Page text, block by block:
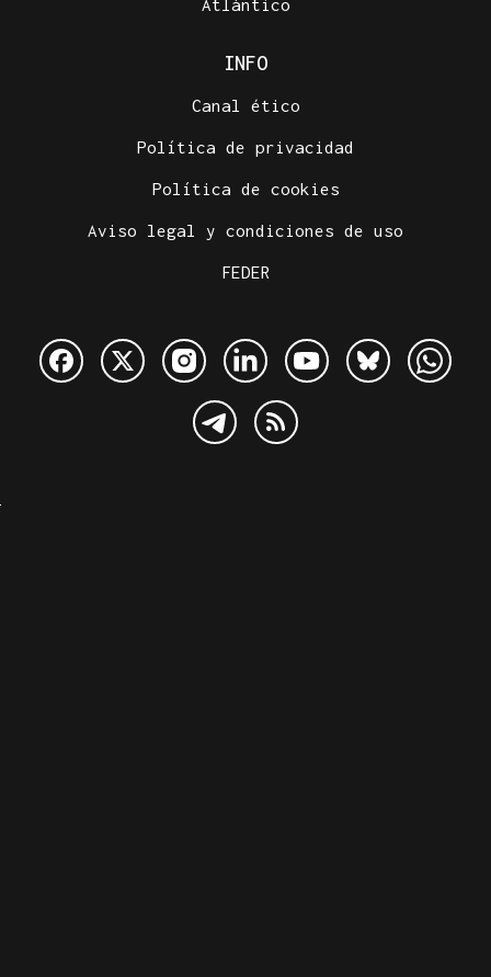
Atlántico
INFO
Canal ético
Política de privacidad
Política de cookies
Aviso legal y condiciones de uso
FEDER